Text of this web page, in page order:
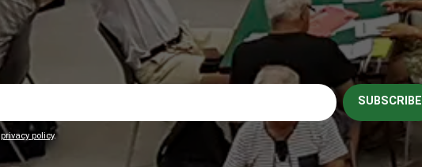
SUBSCRIBE
privacy policy.